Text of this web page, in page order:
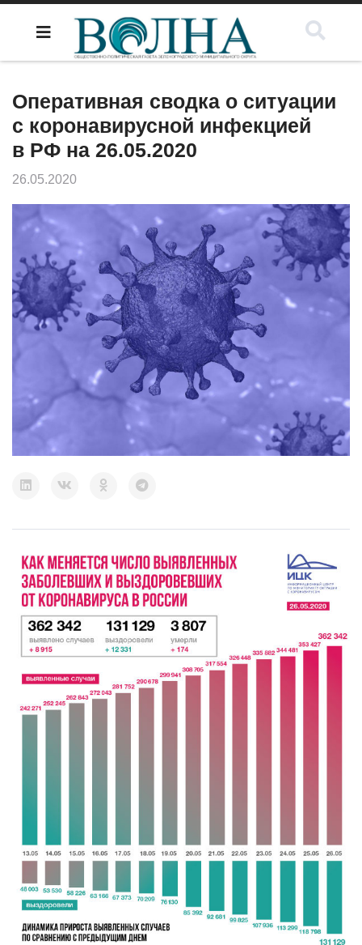
Оперативная сводка о ситуации
с коронавирусной инфекцией
в РФ на 26.05.2020
26.05.2020